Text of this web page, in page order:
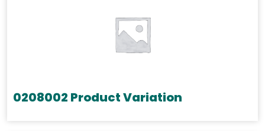
0208002 Product Variation